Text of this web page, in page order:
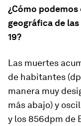
¿Cómo
geográfica de
19?
Las muertes
de habitantes
manera muy
más abajo) y
y los 856dpm de